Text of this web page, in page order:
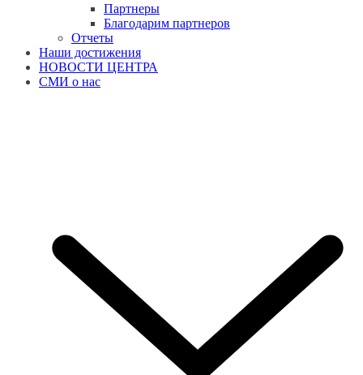
Партнеры
Благодарим партнеров
Отчеты
Наши достижения
НОВОСТИ ЦЕНТРА
СМИ о нас